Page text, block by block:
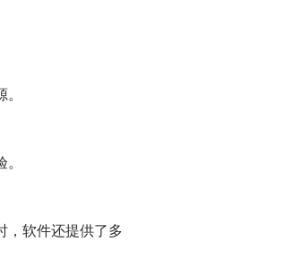
，软件还提供了多